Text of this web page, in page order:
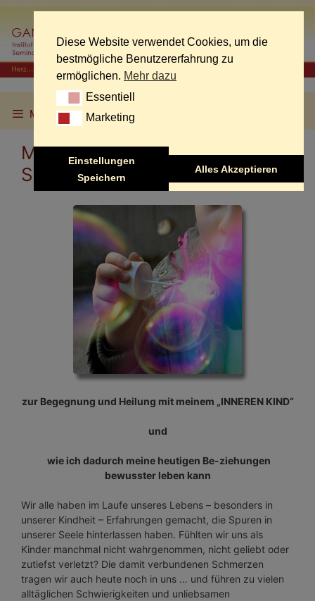
content
Menu
Mein Inneres Kind und Ich /
Seminar-Bogen Teil 2
zur Begegnung und Heilung mit meinem „INNEREN KIND“
und
wie ich dadurch meine heutigen Be-ziehungen
bewusster leben kann
Wir alle haben im Laufe unseres Lebens – besonders in
unserer Kindheit – Erfahrungen gemacht, die Spuren in
unserer Seele hinterlassen haben. Fühlten wir uns als
Kinder manchmal nicht wahrgenommen, nicht geliebt oder
zutiefst verletzt? Die damit verbundenen Schmerzen
tragen wir auch heute noch in uns … und führen zu vielen
alltäglichen Schwierigkeiten und unliebsamen
Diese Website verwendet Cookies, um die
bestmögliche Benutzererfahrung zu
ermöglichen. Mehr dazu
EssentiellEssentiell
MarketingMarketing
Einstellungen
Speichern
Alles Akzeptieren